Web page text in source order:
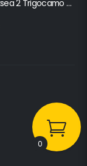
Jakna Rocksea 2 Trigocamo Wide 7mm
0